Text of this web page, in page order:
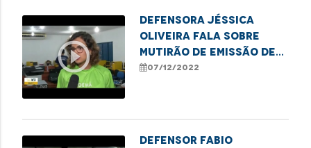
play_circle_outline
Defensora Jéssica
Oliveira fala sobre
mutirão de emissão de
CPF para estudantes de
07/12/2022
Defensor Fabio